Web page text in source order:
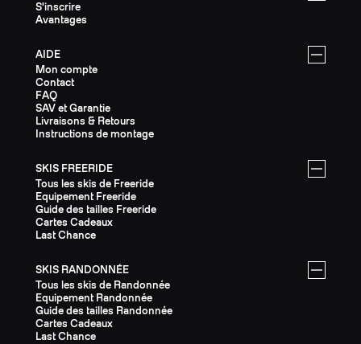
S'inscrire
Avantages
AIDE
Mon compte
Contact
FAQ
SAV et Garantie
Livraisons & Retours
Instructions de montage
SKIS FREERIDE
Tous les skis de Freeride
Equipement Freeride
Guide des tailles Freeride
Cartes Cadeaux
Last Chance
SKIS RANDONNÉE
Tous les skis de Randonnée
Equipement Randonnée
Guide des tailles Randonnée
Cartes Cadeaux
Last Chance